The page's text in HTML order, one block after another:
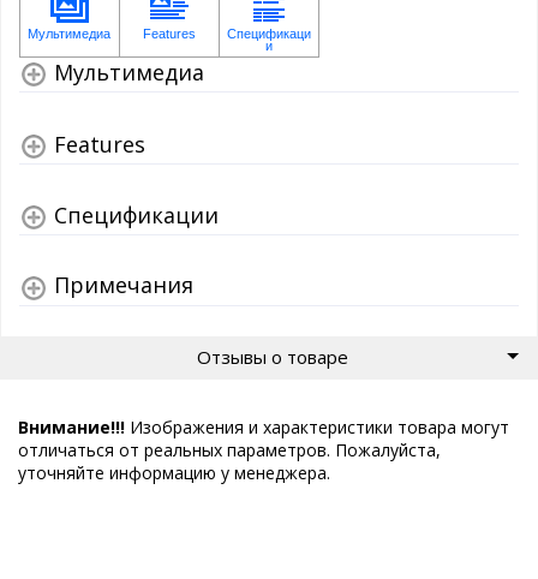
Мультимедиа
Features
Спецификации
Примечания
Отзывы о товаре
Внимание!!! Изображения и характеристики товара могут
отличаться от реальных параметров. Пожалуйста,
уточняйте информацию у менеджера.